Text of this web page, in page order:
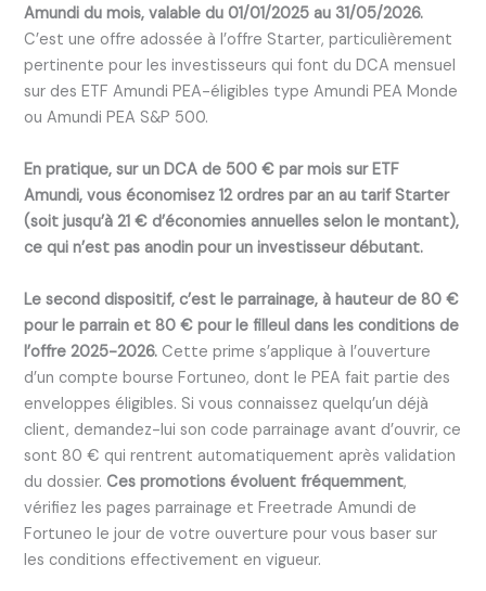
Amundi du mois, valable du 01/01/2025 au 31/05/2026.
C’est une offre adossée à l’offre Starter, particulièrement
pertinente pour les investisseurs qui font du DCA mensuel
sur des ETF Amundi PEA-éligibles type Amundi PEA Monde
ou Amundi PEA S&P 500.
En pratique, sur un DCA de 500 € par mois sur ETF
Amundi, vous économisez 12 ordres par an au tarif Starter
(soit jusqu’à 21 € d’économies annuelles selon le montant),
ce qui n’est pas anodin pour un investisseur débutant.
Le second dispositif, c’est le parrainage, à hauteur de 80 €
pour le parrain et 80 € pour le filleul dans les conditions de
l’offre 2025-2026. Cette prime s’applique à l’ouverture
d’un compte bourse Fortuneo, dont le PEA fait partie des
enveloppes éligibles. Si vous connaissez quelqu’un déjà
client, demandez-lui son code parrainage avant d’ouvrir, ce
sont 80 € qui rentrent automatiquement après validation
du dossier.Ces promotions évoluent fréquemment,
vérifiez les pages parrainage et Freetrade Amundi de
Fortuneo le jour de votre ouverture pour vous baser sur
les conditions effectivement en vigueur.